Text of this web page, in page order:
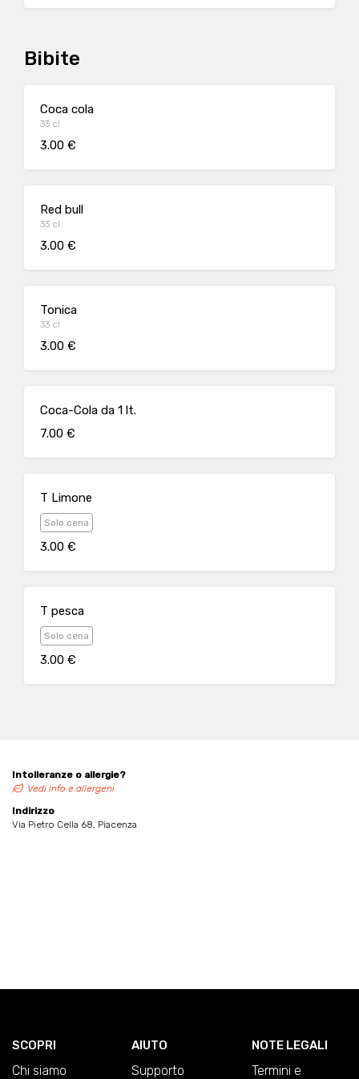
Bibite
Coca cola
33 cl
3.00 €
Red bull
33 cl
3.00 €
Tonica
33 cl
3.00 €
Coca-Cola da 1 lt.
7.00 €
T Limone
Solo cena
3.00 €
T pesca
Solo cena
3.00 €
Intolleranze o allergie?
Vedi info e allergeni
Indirizzo
Via Pietro Cella 68, Piacenza
SCOPRI
Chi siamo
AIUTO
Supporto
NOTE LEGALI
Termini e